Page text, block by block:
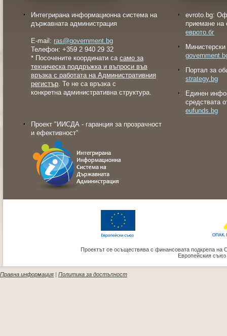
Интегрирана информационна система на
държавната администрация
E-mail: ras@government.bg
Телефон: +359 2 940 29 32
* Посочените координати са само за
техническа поддръжка и въпроси във
връзка с работата на Административния
регистър. Те не са връзка с
конкретна административна структура.
Проект "ИИСДА - гаранция за прозрачност
и ефективност"
evroto.bg:
приемане на
еврото.бг
Портал за
strategy.bg
Eдинен
средствата
eufunds.bg
Проектът се осъществява с финансовата подкрепа на
Европейския
Правна информация Политика за достъпност